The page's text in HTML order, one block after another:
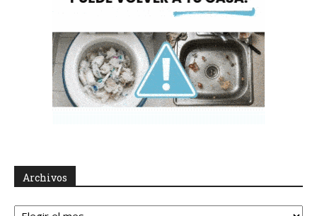
Archivos
Archivos